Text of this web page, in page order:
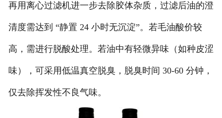
再用离心过滤机进一步去除胶体杂质，过滤后油的澄
清度需达到 “静置 24 小时无沉淀”。若毛油酸价较
高，需进行脱酸处理。若油中有轻微异味（如种皮涩
味），可采用低温真空脱臭，脱臭时间 30-60 分钟，
仅去除挥发性不良气味。